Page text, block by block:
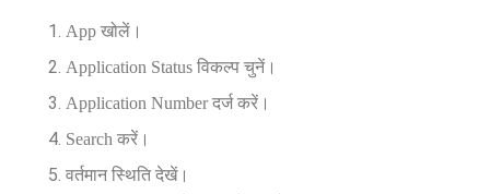
App खोलें।
Application Status विकल्प चुनें।
Application Number दर्ज करें।
Search करें।
वर्तमान स्थिति देखें।